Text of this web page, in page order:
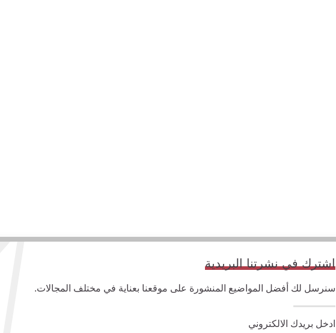
اشترك في نشرتنا البريدية
سنرسل لك أفضل المواضيع المنشورة على موقعنا بعناية في مختلف المجالات.
ادخل بريدك الالكتروني